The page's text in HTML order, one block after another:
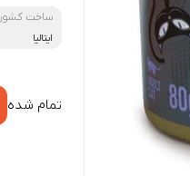
ساخت کشور
ایتالیا
تمام شده